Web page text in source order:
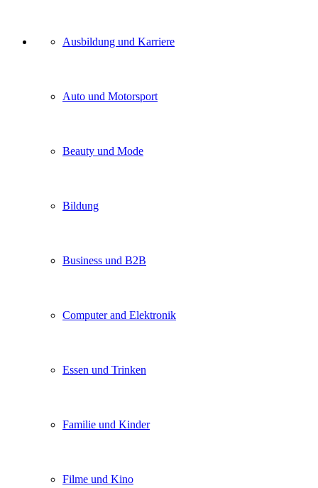
Unser
Kategorien
Ausbildung und Karriere
Auto und Motorsport
Beauty und Mode
Bildung
Business und B2B
Computer and Elektronik
Essen und Trinken
Familie und Kinder
Filme und Kino